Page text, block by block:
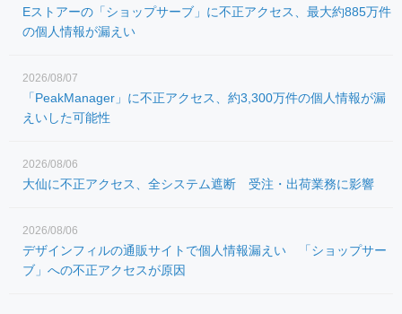
Eストアーの「ショップサーブ」に不正アクセス、最大約885万件
の個人情報が漏えい
2026/08/07
「PeakManager」に不正アクセス、約3,300万件の個人情報が漏
えいした可能性
2026/08/06
大仙に不正アクセス、全システム遮断 受注・出荷業務に影響
2026/08/06
デザインフィルの通販サイトで個人情報漏えい 「ショップサー
ブ」への不正アクセスが原因